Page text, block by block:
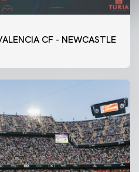
CF - NEWCASTLE